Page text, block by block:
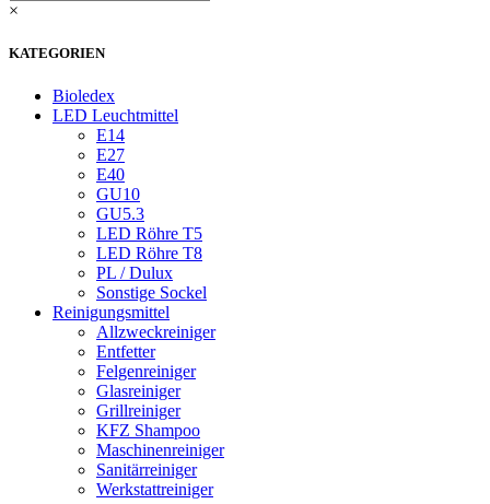
×
KATEGORIEN
Bioledex
LED Leuchtmittel
E14
E27
E40
GU10
GU5.3
LED Röhre T5
LED Röhre T8
PL / Dulux
Sonstige Sockel
Reinigungsmittel
Allzweckreiniger
Entfetter
Felgenreiniger
Glasreiniger
Grillreiniger
KFZ Shampoo
Maschinenreiniger
Sanitärreiniger
Werkstattreiniger